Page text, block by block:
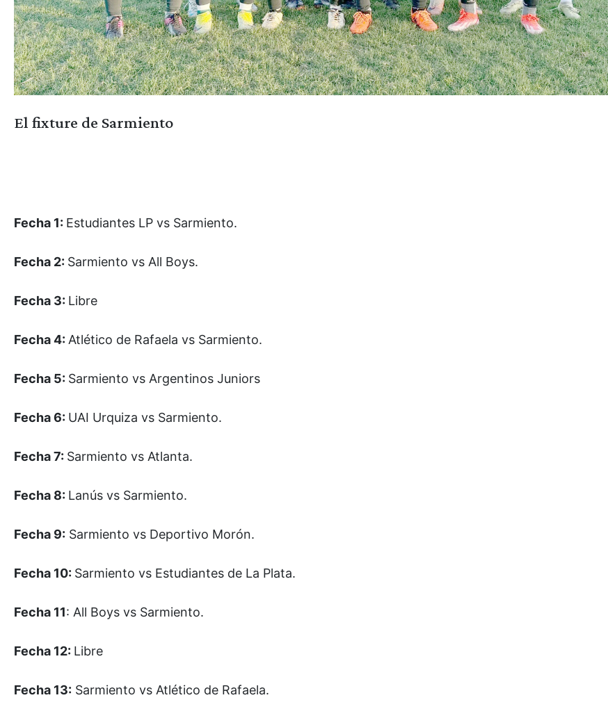
El fixture de Sarmiento
Fecha 1: Estudiantes LP vs Sarmiento.
Fecha 2: Sarmiento vs All Boys.
Fecha 3: Libre
Fecha 4: Atlético de Rafaela vs Sarmiento.
Fecha 5: Sarmiento vs Argentinos Juniors
Fecha 6: UAI Urquiza vs Sarmiento.
Fecha 7: Sarmiento vs Atlanta.
Fecha 8: Lanús vs Sarmiento.
Fecha 9: Sarmiento vs Deportivo Morón.
Fecha 10: Sarmiento vs Estudiantes de La Plata.
Fecha 11: All Boys vs Sarmiento.
Fecha 12: Libre
Fecha 13: Sarmiento vs Atlético de Rafaela.